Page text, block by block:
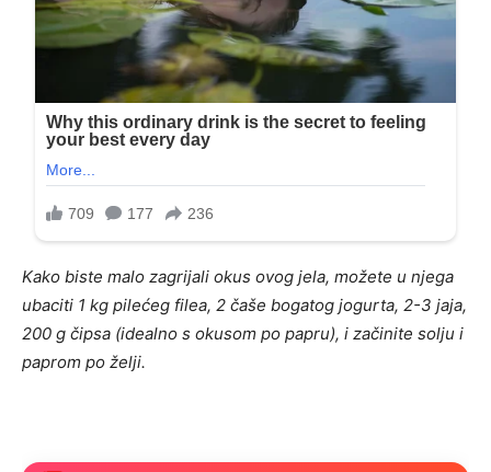
Kako biste malo zagrijali okus ovog jela, možete u njega
ubaciti 1 kg pilećeg filea, 2 čaše bogatog jogurta, 2-3 jaja,
200 g čipsa (idealno s okusom po papru), i začinite solju i
paprom po želji.